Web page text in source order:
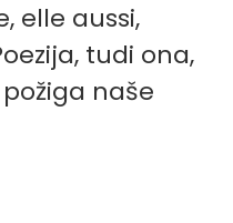
elle aussi,
tudi ona,
naše